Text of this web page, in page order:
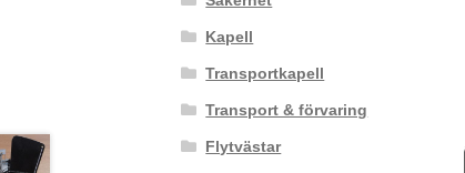
Kapell
Transportkapell
Transport & förvaring
Flytvästar